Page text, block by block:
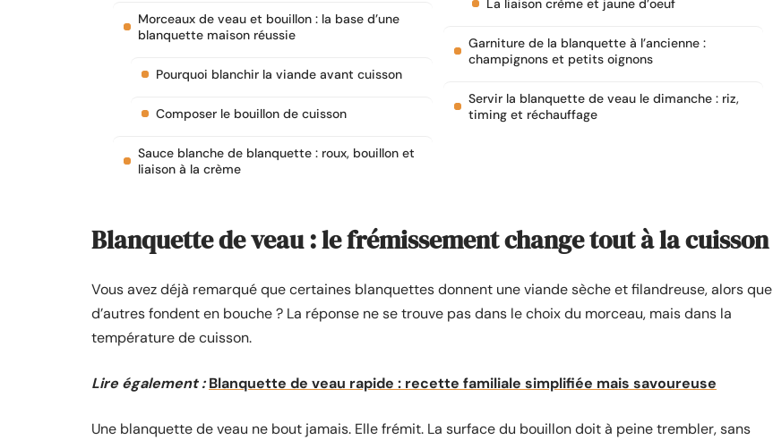
Morceaux de veau et bouillon : la base d’une
blanquette maison réussie
Pourquoi blanchir la viande avant cuisson
Composer le bouillon de cuisson
Sauce blanche de blanquette : roux, bouillon et
liaison à la crème
La liaison crème et jaune d’oeuf
Garniture de la blanquette à l’ancienne :
champignons et petits oignons
Servir la blanquette de veau le dimanche : riz,
timing et réchauffage
Blanquette de veau : le frémissement change tout à la cuisson
Vous avez déjà remarqué que certaines blanquettes donnent une viande sèche et filandreuse, alors que
d’autres fondent en bouche ? La réponse ne se trouve pas dans le choix du morceau, mais dans la
température de cuisson.
Lire également : Blanquette de veau rapide : recette familiale simplifiée mais savoureuse
Une blanquette de veau ne bout jamais. Elle frémit. La surface du bouillon doit à peine trembler, sans